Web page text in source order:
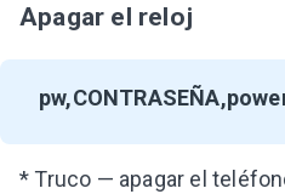
Apagar el reloj
* Truco — apagar el